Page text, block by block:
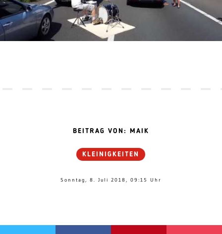
BEITRAG VON: MAIK
KLEINIGKEITEN
Sonntag, 8. Juli 2018, 09:15 Uhr